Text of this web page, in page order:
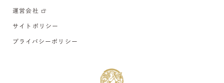
運営会社
サイトポリシー
プライバシーポリシー